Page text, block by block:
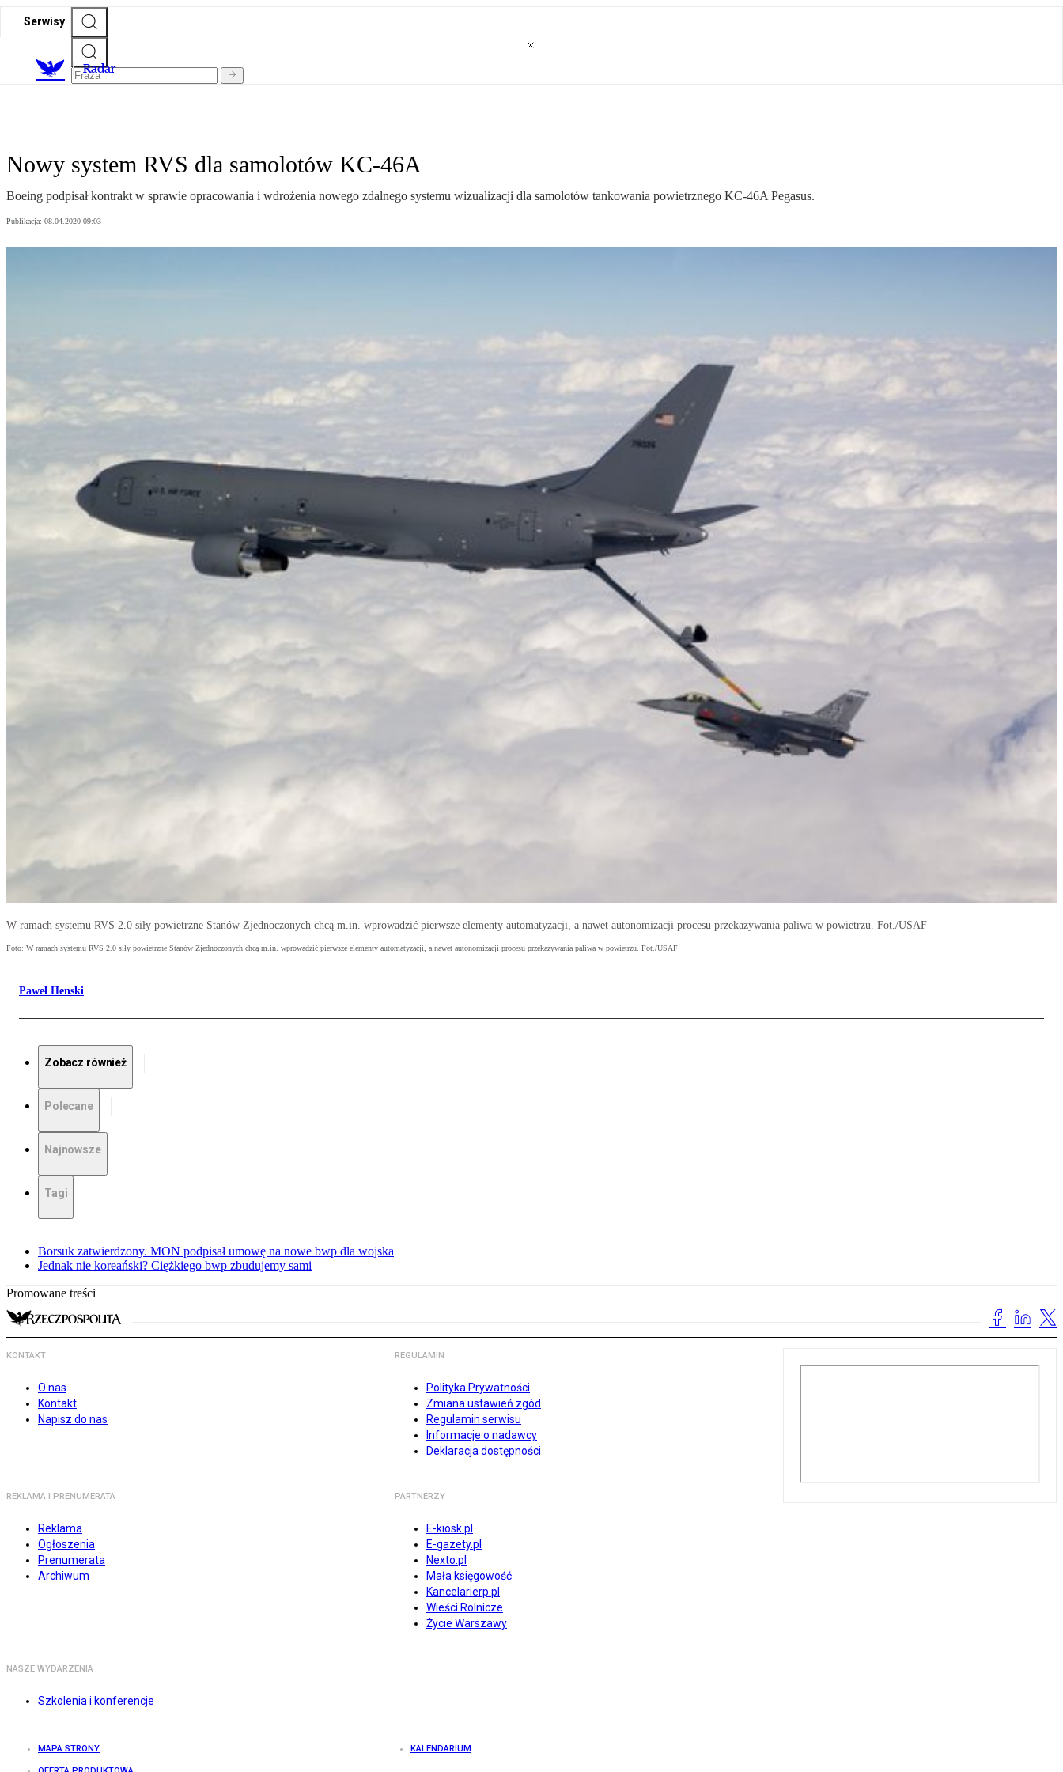
Serwisy
Radar
Nowy system RVS dla samolotów KC-46A
Boeing podpisał kontrakt w sprawie opracowania i wdrożenia nowego zdalnego systemu wizualizacji dla samolotów tankowania powietrznego KC-46A Pegasus.
Publikacja: 08.04.2020 09:03
W ramach systemu RVS 2.0 siły powietrzne Stanów Zjednoczonych chcą m.in. wprowadzić pierwsze elementy automatyzacji, a nawet autonomizacji procesu przekazywania paliwa w powietrzu. Fot./USAF
Foto: W ramach systemu RVS 2.0 siły powietrzne Stanów Zjednoczonych chcą m.in. wprowadzić pierwsze elementy automatyzacji, a nawet autonomizacji procesu przekazywania paliwa w powietrzu. Fot./USAF
Paweł Henski
Zobacz również
Polecane
Najnowsze
Tagi
Borsuk zatwierdzony. MON podpisał umowę na nowe bwp dla wojska
Jednak nie koreański? Ciężkiego bwp zbudujemy sami
Promowane treści
KONTAKT
O nas
Kontakt
Napisz do nas
REGULAMIN
Polityka Prywatności
Zmiana ustawień zgód
Regulamin serwisu
Informacje o nadawcy
Deklaracja dostępności
REKLAMA I PRENUMERATA
Reklama
Ogłoszenia
Prenumerata
Archiwum
PARTNERZY
E-kiosk.pl
E-gazety.pl
Nexto.pl
Mała księgowość
Kancelarierp.pl
Wieści Rolnicze
Życie Warszawy
NASZE WYDARZENIA
Szkolenia i konferencje
MAPA STRONY KALENDARIUM